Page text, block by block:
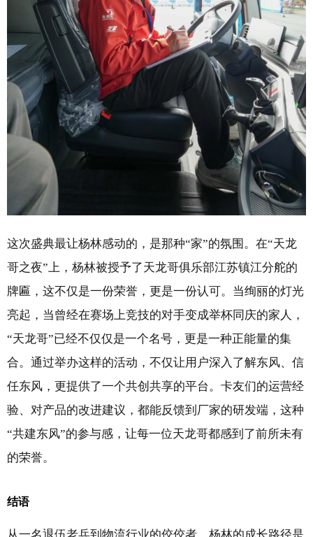
这次盛典最让杨林感动的，是那种“家”的氛围。在“天龙
哥之夜”上，杨林被授予了天龙哥俱乐部江苏镇江分舵的
牌匾，这不仅是一份荣誉，更是一份认可。当绚丽的灯光
亮起，当曾经在赛场上竞技的对手变成举杯同庆的家人，
“天龙哥”已经不仅仅是一个名号，更是一种正能量的集
合。通过举办这样的活动，不仅让用户深入了解东风、信
任东风，更提供了一个共创共享的平台。卡友们的运营经
验、对产品的改进建议，都能反馈到厂家的研发端，这种
“共建东风”的参与感，让每一位天龙哥都感到了前所未有
的荣誉。
结语